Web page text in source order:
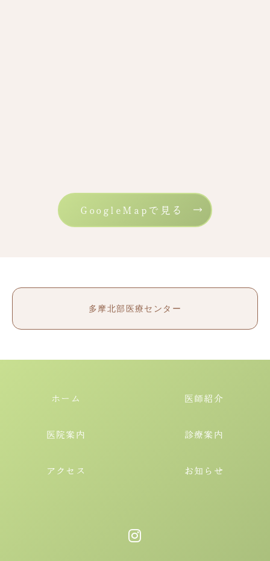
GoogleMapで見る
多摩北部医療センター
ホーム 医師紹介
医院案内 診療案内
アクセス お知らせ